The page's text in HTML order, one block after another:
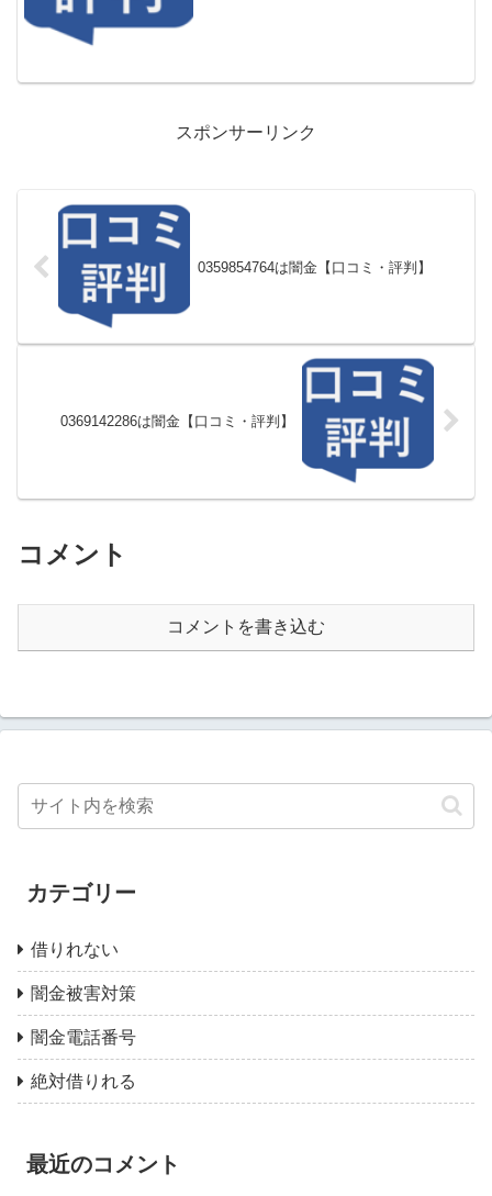
スポンサーリンク
0359854764は闇金【口コミ・評判】
0369142286は闇金【口コミ・評判】
コメント
コメントを書き込む
カテゴリー
借りれない
闇金被害対策
闇金電話番号
絶対借りれる
最近のコメント